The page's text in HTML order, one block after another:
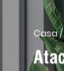
Casa